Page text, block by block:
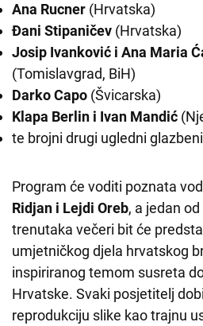
Ana Rucner (Hrvatska)
Đani Stipaničev (Hrvatska)
Josip Ivanković i Ana Maria
(Tomislavgrad, BiH)
Darko Capo (Švicarska)
Klapa Berlin i Ivan Mandić
te brojni drugi ugledni
Program će voditi poznata
Ridjan i Lejdi Oreb, a jedan
trenutaka večeri bit će
umjetničkog djela hrvatskog
inspiriranog temom susreta
Hrvatske. Svaki posjetitelj
reprodukciju slike kao trajnu